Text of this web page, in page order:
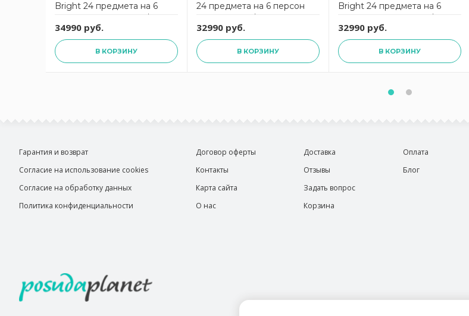
Bright 24 предмета на 6
персон ASHBR1099V/24
34990 руб.
В КОРЗИНУ
24 предмета на 6 персон
IONBR1099V/24
32990 руб.
В КОРЗИНУ
Bright 24 предмета на 6
персон RADBR1099V/24
32990 руб.
В КОРЗИНУ
Гарантия и возврат
Согласие на использование cookies
Согласие на обработку данных
Политика конфиденциальности
Договор оферты
Контакты
Карта сайта
О нас
Доставка
Отзывы
Задать вопрос
Корзина
Оплата
Блог